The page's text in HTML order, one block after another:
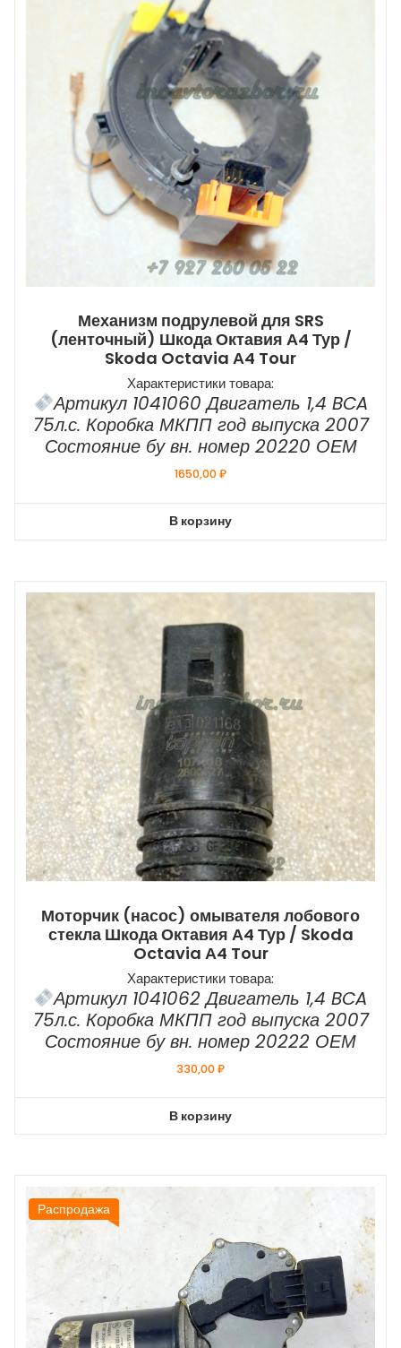
Механизм подрулевой для SRS
(ленточный) Шкода Октавия А4 Тур /
Skoda Octavia А4 Tour
Характеристики товара:
Артикул 1041060 Двигатель 1,4 BCA
75л.с. Коробка МКПП год выпуска 2007
Состояние бу вн. номер 20220 ОЕМ
1650,00₽
В корзину
Моторчик (насос) омывателя лобового
стекла Шкода Октавия А4 Тур / Skoda
Octavia А4 Tour
Характеристики товара:
Артикул 1041062 Двигатель 1,4 BCA
75л.с. Коробка МКПП год выпуска 2007
Состояние бу вн. номер 20222 ОЕМ
330,00₽
В корзину
Распродажа